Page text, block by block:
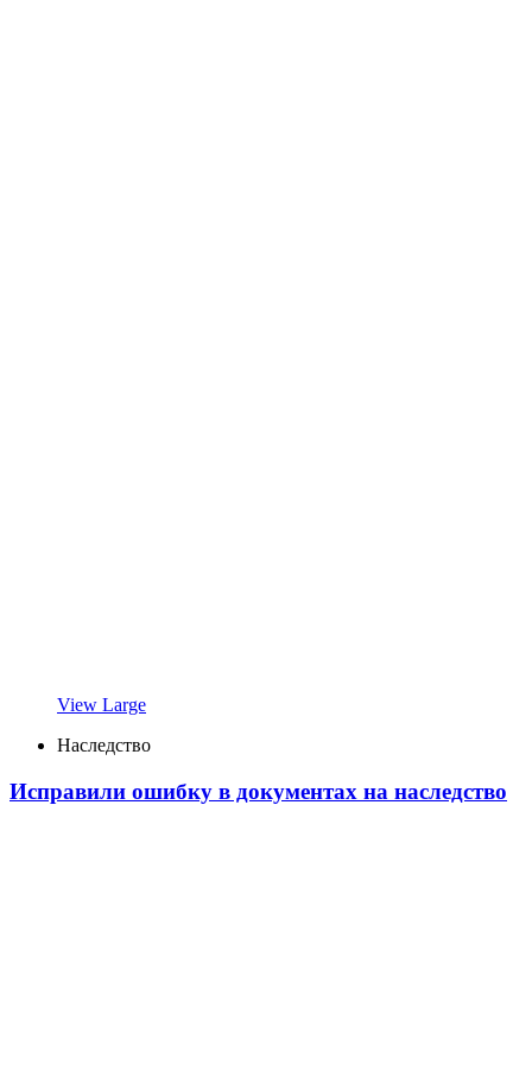
View Large
Наследство
Исправили ошибку в документах на наследство